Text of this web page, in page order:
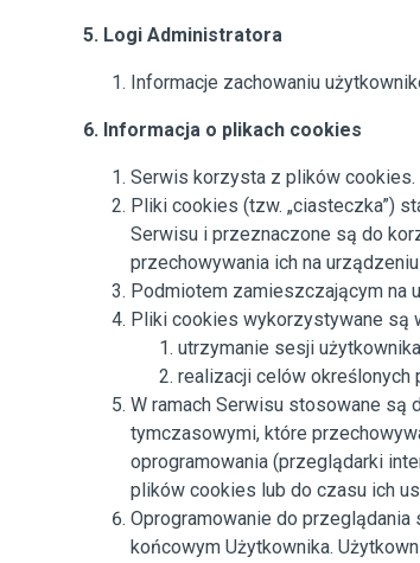
5. Logi Administratora
Informacje zachowaniu
6. Informacja o plikach cookies
Serwis korzysta z plików cookies.
Pliki cookies (tzw. „ciasteczka”)
Serwisu i przeznaczone są do
przechowywania ich na
Podmiotem zamieszczającym na
Pliki cookies wykorzystywane są
utrzymanie sesji
realizacji celów określonych
W ramach Serwisu stosowane są
tymczasowymi, które
oprogramowania (przeglądarki
plików cookies lub do czasu ich
Oprogramowanie do
końcowym Użytkownika.